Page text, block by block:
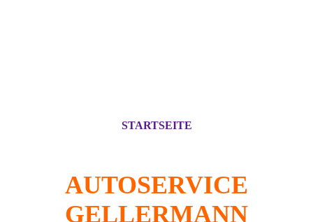
STARTSEITE
AUTOSERVICE
GELLERMANN